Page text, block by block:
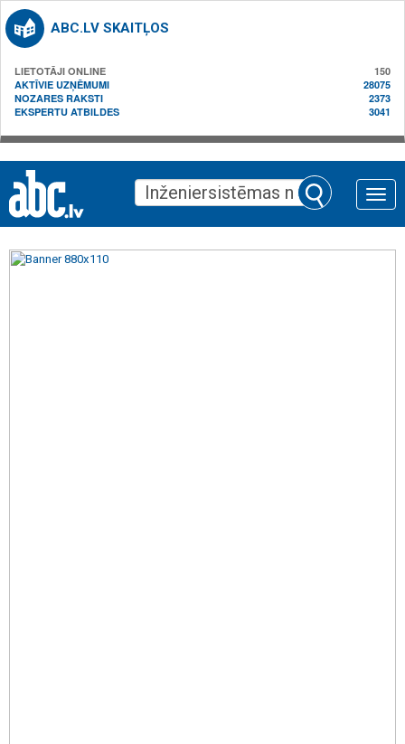
ABC.LV SKAITĻOS
LIETOTĀJI ONLINE
150
AKTĪVIE UZŅĒMUMI
28075
NOZARES RAKSTI
2373
EKSPERTU ATBILDES
3041
Toggle